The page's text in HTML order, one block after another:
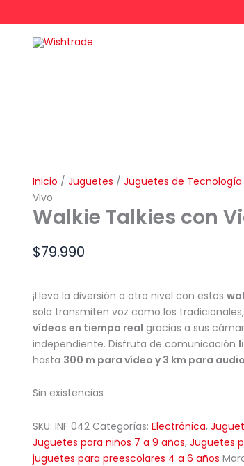
al
contenido
Inicio / Juguetes / Juguetes de
Vivo
Walkie Talkies con
$79.990
¡Lleva la diversión a otro nivel con estos
solo transmiten voz como los
vídeos en tiempo real gracias a sus
independiente. Disfruta de comunicación
hasta 300 m para vídeo y 3 km para audio
Sin existencias
SKU: INF 042 Categorías: Electrónica,
Juguetes para niños 7 a 9 años, Juguetes
juguetes para preescolares 4 a 6 años